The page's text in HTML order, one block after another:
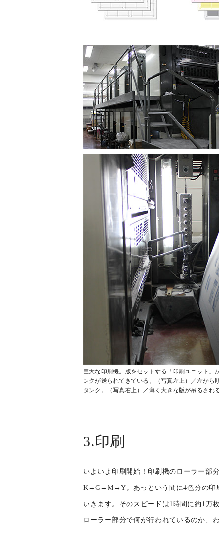
巨大な印刷機。版をセットする「印刷ユニット
ンクが送られてきている。（写真左上）／左か
タンク。（写真右上）／薄く大きな版が吊るさ
3.印刷
いよいよ印刷開始！印刷機のローラー部
K→C→M→Y。あっという間に4色分の印
いきます。そのスピードは1時間に約1万
ローラー部分で何が行われているのか、